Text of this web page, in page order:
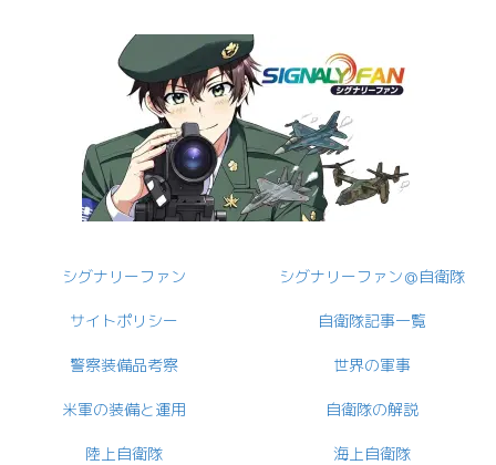
シグナリーファン シグナリーファン＠自衛隊
サイトポリシー 自衛隊記事一覧
警察装備品考察 世界の軍事
米軍の装備と運用 自衛隊の解説
陸上自衛隊 海上自衛隊